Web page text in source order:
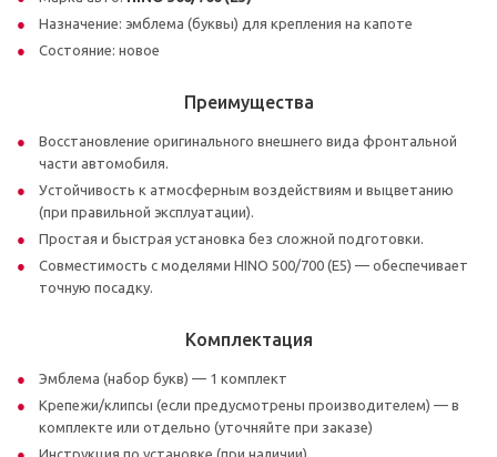
Назначение: эмблема (буквы) для крепления на капоте
Состояние: новое
Преимущества
Восстановление оригинального внешнего вида фронтальной
части автомобиля.
Устойчивость к атмосферным воздействиям и выцветанию
(при правильной эксплуатации).
Простая и быстрая установка без сложной подготовки.
Совместимость с моделями HINO 500/700 (Е5) — обеспечивает
точную посадку.
Комплектация
Эмблема (набор букв) — 1 комплект
Крепежи/клипсы (если предусмотрены производителем) — в
комплекте или отдельно (уточняйте при заказе)
Инструкция по установке (при наличии)